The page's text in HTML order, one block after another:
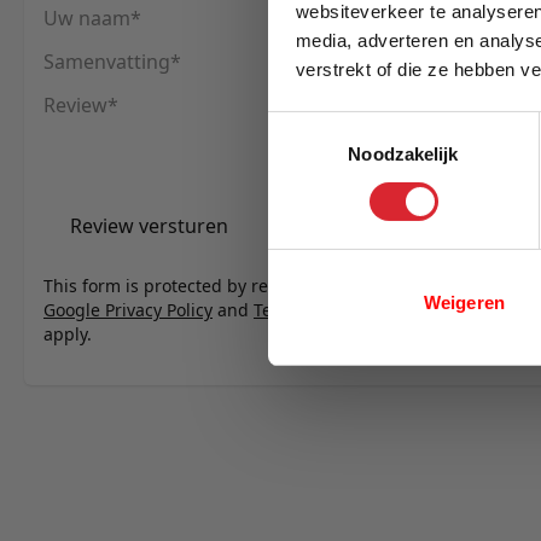
websiteverkeer te
media, adverteren en
verstrekt of die ze hebben
Noodzakelijk
Weigeren
Uw naam
Samenvatting
Review
Review versturen
This form is protected by reCAPTCHA - the
Google Privacy Policy and Terms of Service
apply.